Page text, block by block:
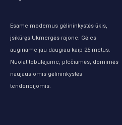
Esame modernus gėlininkystės ūkis,
įsikūręs Ukmergės rajone. Gėles
auginame jau daugiau kaip 25 metus.
Nuolat tobulėjame, plečiamės, domimės
naujausiomis gėlininkystės
tendencijomis.